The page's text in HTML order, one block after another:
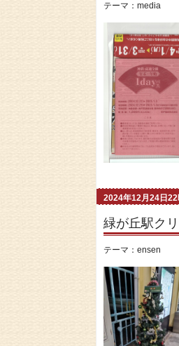
テーマ： media
2024年12月24日
緑が丘駅ク
テーマ： ensen